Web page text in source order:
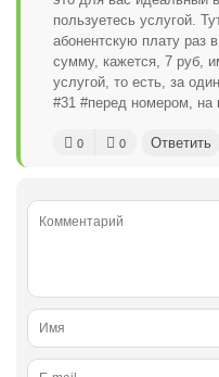
пользуетесь услугой.
абонентскую плату раз
сумму, кажется, 7 руб,
услугой, то есть, за
#31 #перед номером, на
0 0 Ответить